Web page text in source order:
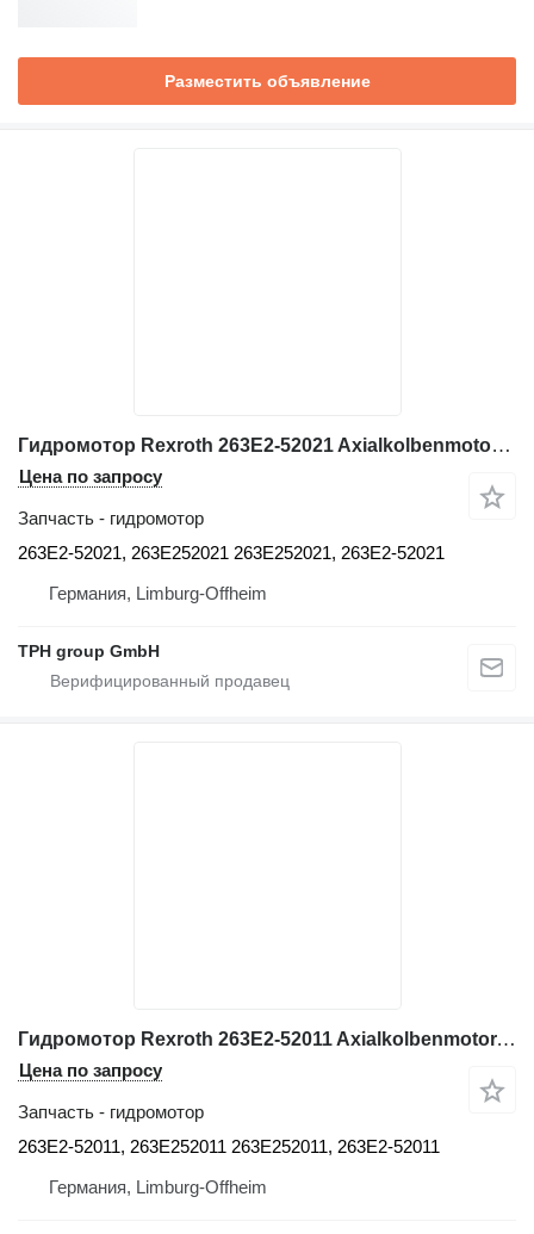
Разместить объявление
Гидромотор Rexroth 263E2-52021 Axialkolbenmotor, 263E252021, Hitachi ZW150 для фронтального погрузчика Hitachi ZW150
Цена по запросу
Запчасть - гидромотор
263E2-52021, 263E252021 263E252021, 263E2-52021
Германия, Limburg-Offheim
TPH group GmbH
Гидромотор Rexroth 263E2-52011 Axialkolbenmotor, 263E252011, Hitachi ZW140, ZW150 для фронтального погрузчика Hitachi ZW140, ZW150
Цена по запросу
Запчасть - гидромотор
263E2-52011, 263E252011 263E252011, 263E2-52011
Германия, Limburg-Offheim